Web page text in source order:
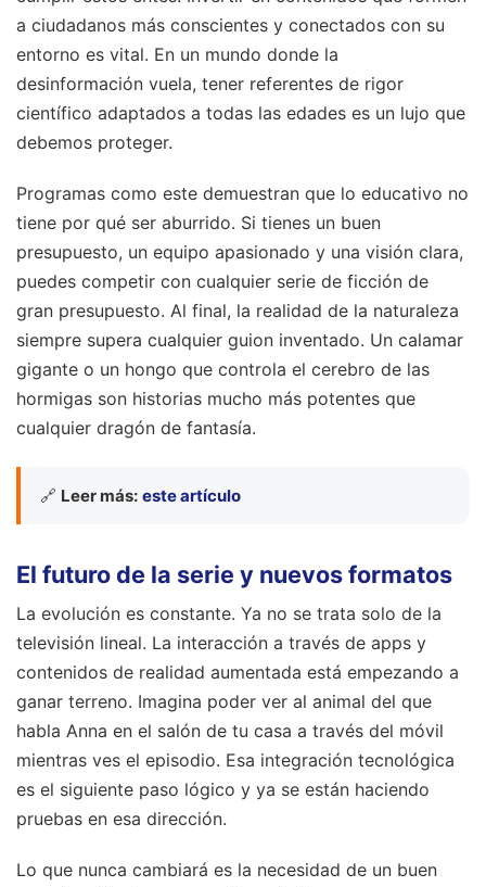
a ciudadanos más conscientes y conectados con su
entorno es vital. En un mundo donde la
desinformación vuela, tener referentes de rigor
científico adaptados a todas las edades es un lujo que
debemos proteger.
Programas como este demuestran que lo educativo no
tiene por qué ser aburrido. Si tienes un buen
presupuesto, un equipo apasionado y una visión clara,
puedes competir con cualquier serie de ficción de
gran presupuesto. Al final, la realidad de la naturaleza
siempre supera cualquier guion inventado. Un calamar
gigante o un hongo que controla el cerebro de las
hormigas son historias mucho más potentes que
cualquier dragón de fantasía.
🔗 Leer más: este artículo
El futuro de la serie y nuevos formatos
La evolución es constante. Ya no se trata solo de la
televisión lineal. La interacción a través de apps y
contenidos de realidad aumentada está empezando a
ganar terreno. Imagina poder ver al animal del que
habla Anna en el salón de tu casa a través del móvil
mientras ves el episodio. Esa integración tecnológica
es el siguiente paso lógico y ya se están haciendo
pruebas en esa dirección.
Lo que nunca cambiará es la necesidad de un buen